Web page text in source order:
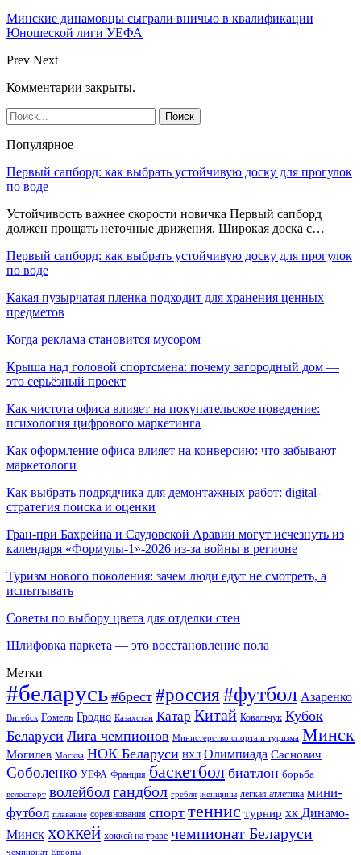
Минские динамовцы сыграли вничью в квалификации
Юношеской лиги УЕФА
Prev Next
Комментарии закрыты.
Популярное
Первый сапборд: как выбрать устойчивую доску для прогулок
по воде
Устойчивость важнее скорости новичка Первый сапборд
должен прощать неточные движения. Широкая доска с…
Первый сапборд: как выбрать устойчивую доску для прогулок
по воде
Какая пузырчатая пленка подходит для хранения ценных
предметов
Когда реклама становится мусором
Крыша над головой спортсмена: почему загородный дом —
это серьёзный проект
Как чистота офиса влияет на покупательское поведение:
психология цифрового маркетинга
Как оформление офиса влияет на конверсию: что забывают
маркетологи
Как выбрать подрядчика для демонтажных работ: digital-
стратегия поиска и оценки
Гран-при Бахрейна и Саудовской Аравии могут исчезнуть из
календаря «Формулы-1»-2026 из-за войны в регионе
Туризм нового поколения: зачем люди едут не смотреть, а
испытывать
Советы по выбору цвета для отделки стен
Шлифовка паркета — это восстановление пола
Метки
#беларусь #брест #россия#футбол Азаренко
Витебск Гомель Гродно Казахстан Катар Китай Ковальчук Кубок
Беларуси Лига чемпионов Министерство спорта и туризма Минск
Могилев Москва НОК Беларуси НХЛ Олимпиада Саснович
Соболенко УЕФА Франция баскетбол биатлон борьба
велоспорт волейболгандбол гребля женщины легкая атлетика мини-
футбол плавание соревнования спорт теннис турнир хк Динамо-
Минск хоккей хоккей на траве чемпионат Беларуси
чемпионат Европы